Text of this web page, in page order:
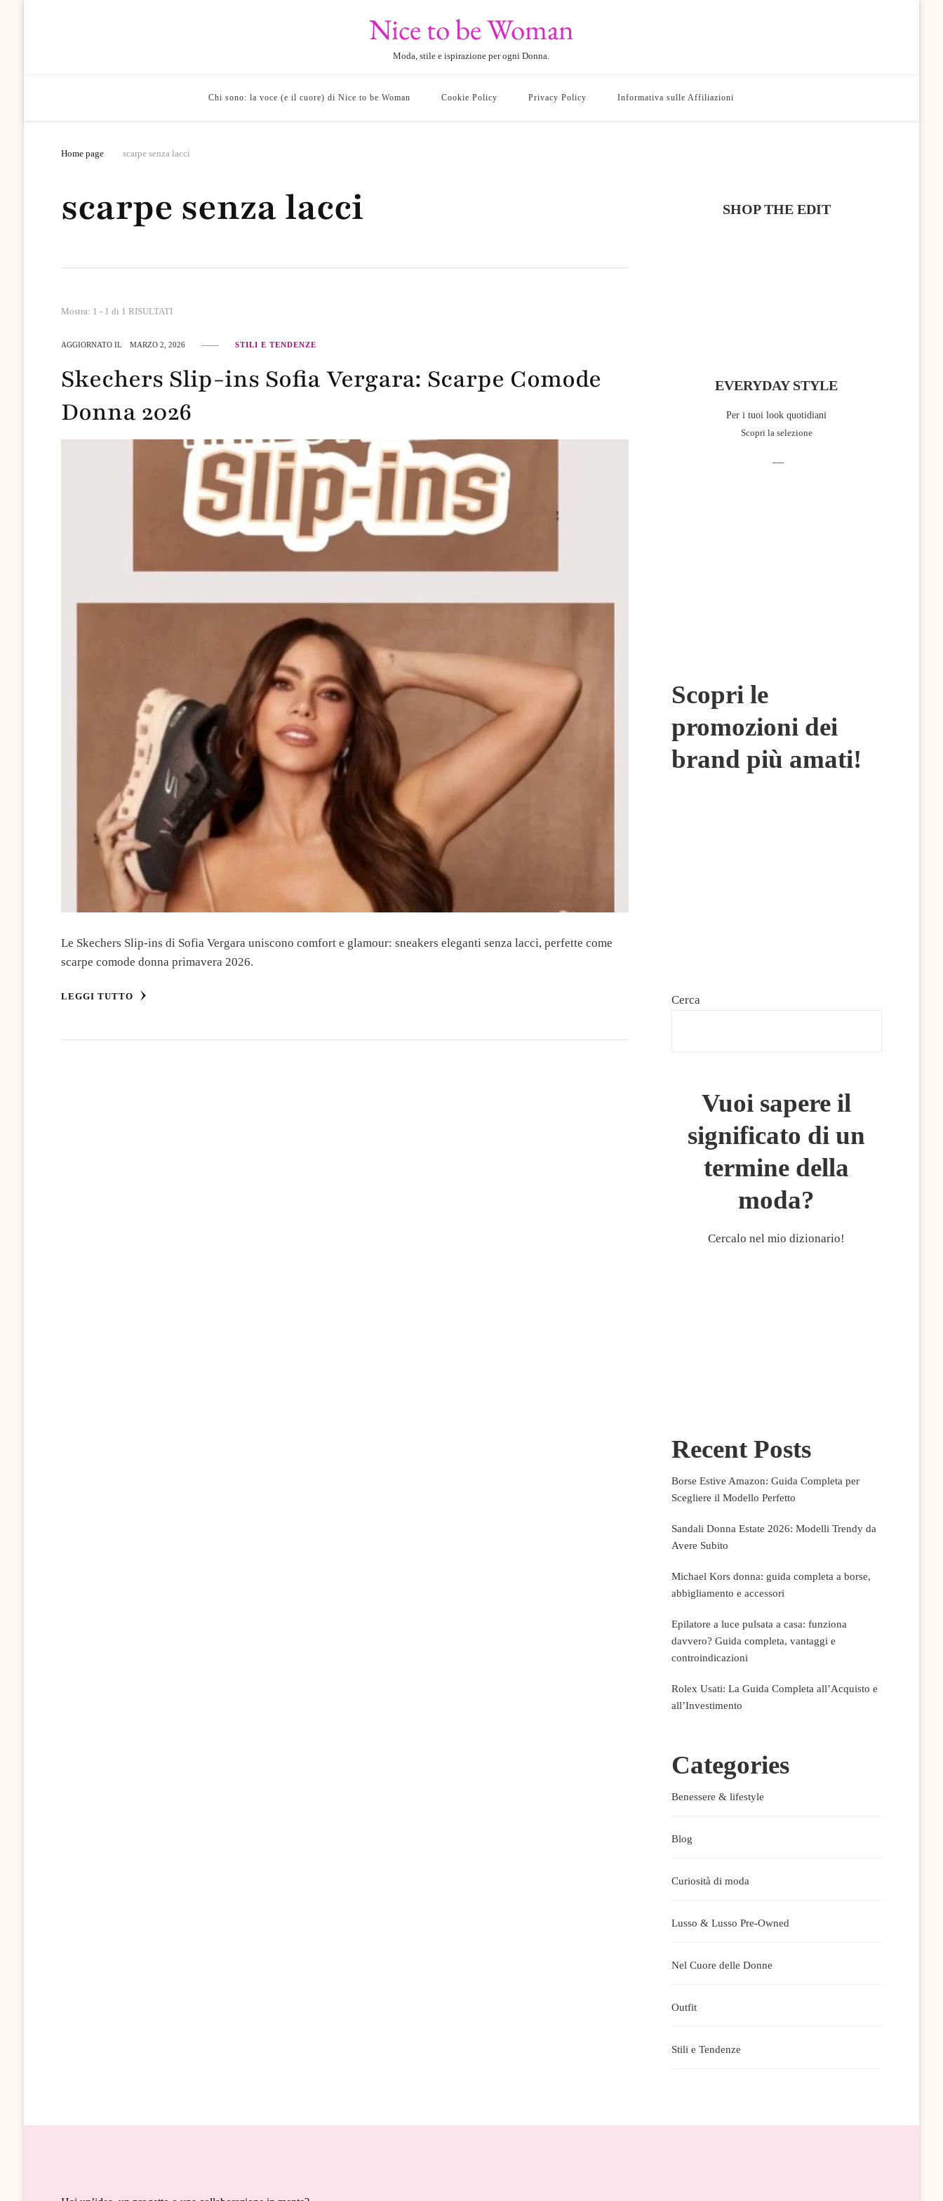
Nice to be Woman
Moda, stile e ispirazione per ogni Donna.
Chi sono: la voce (e il cuore) di Nice to be Woman Cookie Policy Privacy Policy Informativa sulle Affiliazioni
Home page scarpe senza lacci
scarpe senza lacci
Mostra: 1 - 1 di 1 RISULTATI
AGGIORNATO IL MARZO 2, 2026 STILI E TENDENZE
Skechers Slip-ins Sofia Vergara: Scarpe Comode
Donna 2026
Le Skechers Slip-ins di Sofia Vergara uniscono comfort e glamour: sneakers eleganti senza lacci, perfette come
scarpe comode donna primavera 2026.
LEGGI TUTTO
SHOP THE EDIT
EVERYDAY STYLE
Per i tuoi look quotidiani
Scopri la selezione
Scopri le
promozioni dei
brand più amati!
Cerca
Vuoi sapere il
significato di un
termine della
moda?
Cercalo nel mio dizionario!
Recent Posts
Borse Estive Amazon: Guida Completa per
Scegliere il Modello Perfetto
Sandali Donna Estate 2026: Modelli Trendy da
Avere Subito
Michael Kors donna: guida completa a borse,
abbigliamento e accessori
Epilatore a luce pulsata a casa: funziona
davvero? Guida completa, vantaggi e
controindicazioni
Rolex Usati: La Guida Completa all’Acquisto e
all’Investimento
Categories
Benessere & lifestyle
Blog
Curiosità di moda
Lusso & Lusso Pre-Owned
Nel Cuore delle Donne
Outfit
Stili e Tendenze